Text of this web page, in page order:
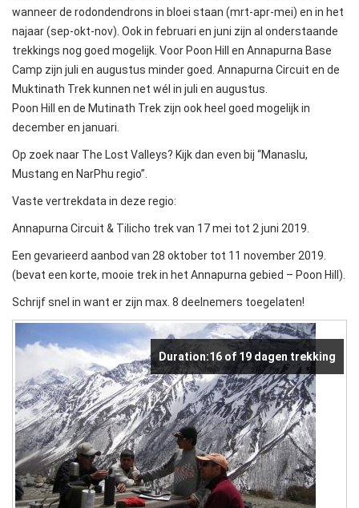
wanneer de rodondendrons in bloei staan (mrt-apr-mei) en in het
najaar (sep-okt-nov). Ook in februari en juni zijn al onderstaande
trekkings nog goed mogelijk. Voor Poon Hill en Annapurna Base
Camp zijn juli en augustus minder goed. Annapurna Circuit en de
Muktinath Trek kunnen net wél in juli en augustus.
Poon Hill en de Mutinath Trek zijn ook heel goed mogelijk in
december en januari.
Op zoek naar The Lost Valleys? Kijk dan even bij “Manaslu,
Mustang en NarPhu regio”.
Vaste vertrekdata in deze regio:
Annapurna Circuit & Tilicho trek van 17 mei tot 2 juni 2019.
Een gevarieerd aanbod van 28 oktober tot 11 november 2019.
(bevat een korte, mooie trek in het Annapurna gebied – Poon Hill).
Schrijf snel in want er zijn max. 8 deelnemers toegelaten!
Duration:16 of 19 dagen trekking